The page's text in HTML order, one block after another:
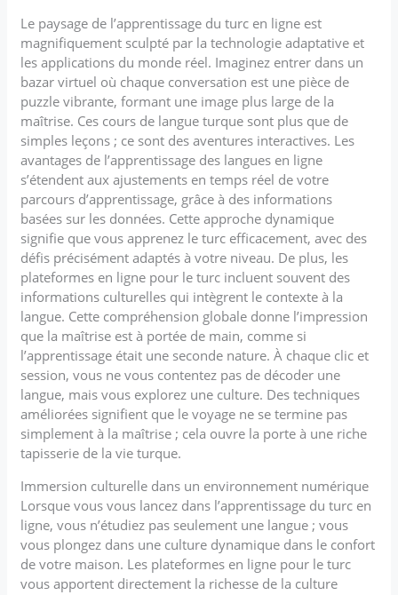
Le paysage de l’apprentissage du turc en ligne est
magnifiquement sculpté par la technologie adaptative et
les applications du monde réel. Imaginez entrer dans un
bazar virtuel où chaque conversation est une pièce de
puzzle vibrante, formant une image plus large de la
maîtrise. Ces cours de langue turque sont plus que de
simples leçons ; ce sont des aventures interactives. Les
avantages de l’apprentissage des langues en ligne
s’étendent aux ajustements en temps réel de votre
parcours d’apprentissage, grâce à des informations
basées sur les données. Cette approche dynamique
signifie que vous apprenez le turc efficacement, avec des
défis précisément adaptés à votre niveau. De plus, les
plateformes en ligne pour le turc incluent souvent des
informations culturelles qui intègrent le contexte à la
langue. Cette compréhension globale donne l’impression
que la maîtrise est à portée de main, comme si
l’apprentissage était une seconde nature. À chaque clic et
session, vous ne vous contentez pas de décoder une
langue, mais vous explorez une culture. Des techniques
améliorées signifient que le voyage ne se termine pas
simplement à la maîtrise ; cela ouvre la porte à une riche
tapisserie de la vie turque.
Immersion culturelle dans un environnement numérique
Lorsque vous vous lancez dans l’apprentissage du turc en
ligne, vous n’étudiez pas seulement une langue ; vous
vous plongez dans une culture dynamique dans le confort
de votre maison. Les plateformes en ligne pour le turc
vous apportent directement la richesse de la culture